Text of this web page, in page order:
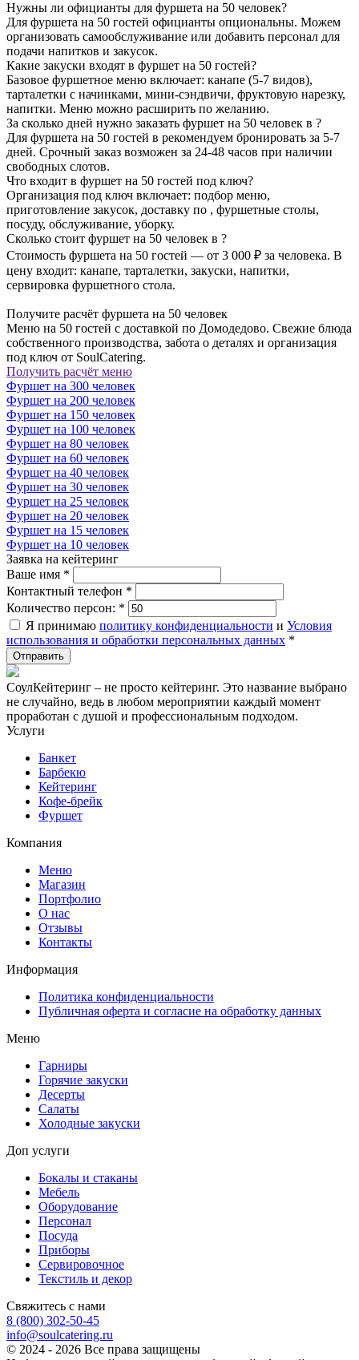
Нужны ли официанты для фуршета на 50 человек?
Для фуршета на 50 гостей официанты опциональны. Можем
организовать самообслуживание или добавить персонал для
подачи напитков и закусок.
Какие закуски входят в фуршет на 50 гостей?
Базовое фуршетное меню включает: канапе (5-7 видов),
тарталетки с начинками, мини-сэндвичи, фруктовую нарезку,
напитки. Меню можно расширить по желанию.
За сколько дней нужно заказать фуршет на 50 человек в ?
Для фуршета на 50 гостей в рекомендуем бронировать за 5-7
дней. Срочный заказ возможен за 24-48 часов при наличии
свободных слотов.
Что входит в фуршет на 50 гостей под ключ?
Организация под ключ включает: подбор меню,
приготовление закусок, доставку по , фуршетные столы,
посуду, обслуживание, уборку.
Сколько стоит фуршет на 50 человек в ?
Стоимость фуршета на 50 гостей — от 3 000 ₽ за человека. В
цену входит: канапе, тарталетки, закуски, напитки,
сервировка фуршетного стола.
Получите расчёт фуршета на 50 человек
Меню на 50 гостей с доставкой по Домодедово. Свежие блюда
собственного производства, забота о деталях и организация
под ключ от SoulCatering.
Получить расчёт меню
Фуршет на 300 человек
Фуршет на 200 человек
Фуршет на 150 человек
Фуршет на 100 человек
Фуршет на 80 человек
Фуршет на 60 человек
Фуршет на 40 человек
Фуршет на 30 человек
Фуршет на 25 человек
Фуршет на 20 человек
Фуршет на 15 человек
Фуршет на 10 человек
Заявка на кейтеринг
Ваше имя *
Контактный телефон *
Количество персон: *
Я принимаю политику конфиденциальности и Условия
использования и обработки персональных данных *
СоулКейтеринг – не просто кейтеринг. Это название выбрано
не случайно, ведь в любом мероприятии каждый момент
проработан с душой и профессиональным подходом.
Услуги
Банкет
Барбекю
Кейтеринг
Кофе-брейк
Фуршет
Компания
Меню
Магазин
Портфолио
О нас
Отзывы
Контакты
Информация
Политика конфиденциальности
Публичная оферта и согласие на обработку данных
Меню
Гарниры
Горячие закуски
Десерты
Салаты
Холодные закуски
Доп услуги
Бокалы и стаканы
Мебель
Оборудование
Персонал
Посуда
Приборы
Сервировочное
Текстиль и декор
Свяжитесь с нами
8 (800) 302-50-45
info@soulcatering.ru
© 2024 - 2026 Все права защищены